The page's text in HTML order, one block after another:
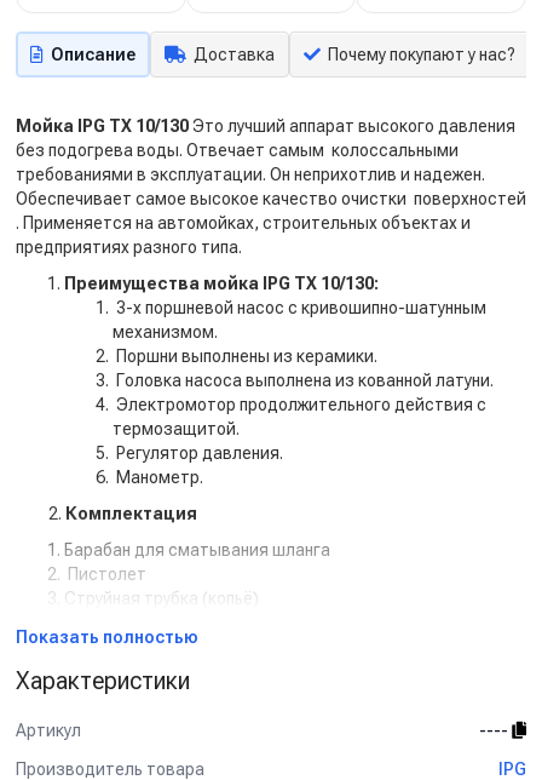
Описание Доставка Почему покупают у нас?
Мойка IPG TX 10/130Это лучший аппарат высокого давления
без подогрева воды. Отвечает самым колоссальными
требованиями в эксплуатации. Он неприхотлив и надежен.
Обеспечивает самое высокое качество очистки поверхностей
. Применяется на автомойках, строительных объектах и
предприятиях разного типа.
Преимущества мойка IPG TX 10/130:
3-х поршневой насос с кривошипно-шатунным
механизмом.
Поршни выполнены из керамики.
Головка насоса выполнена из кованной латуни.
Электромотор продолжительного действия с
термозащитой.
Регулятор давления.
Манометр.
2. Комплектация
Барабан для сматывания шланга
Пистолет
Струйная трубка (копьё)
Манометр
Инжектор моющего средства
Показать полностью
Характеристики
Артикул
----
Производитель товара
IPG